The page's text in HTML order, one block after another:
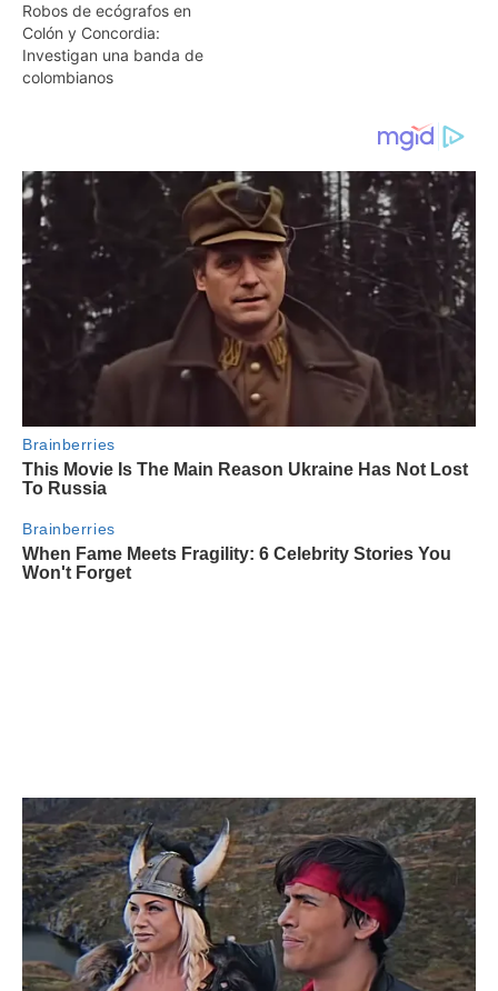
Robos de ecógrafos en
Colón y Concordia:
Investigan una banda de
colombianos